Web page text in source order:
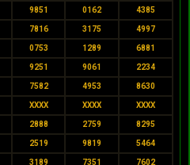
9851 0162 4385
7816 3175 4997
0753 1289 6881
9251 9061 2234
7582 4953 8630
XXXX XXXX XXXX
2888 2759 8295
2519 9819 5464
3189 7351 7602